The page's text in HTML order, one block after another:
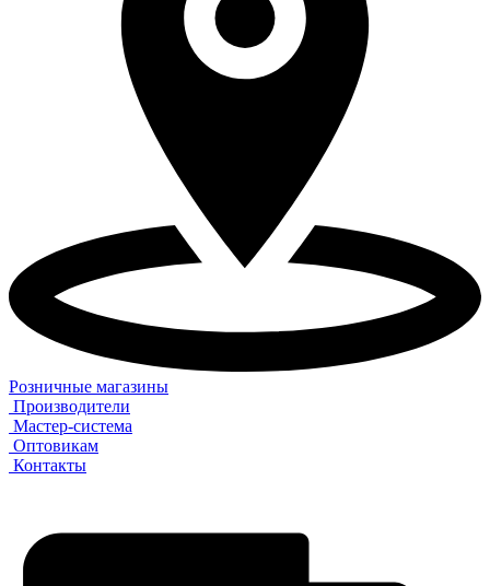
Розничные магазины
Производители
Мастер-система
Оптовикам
Контакты